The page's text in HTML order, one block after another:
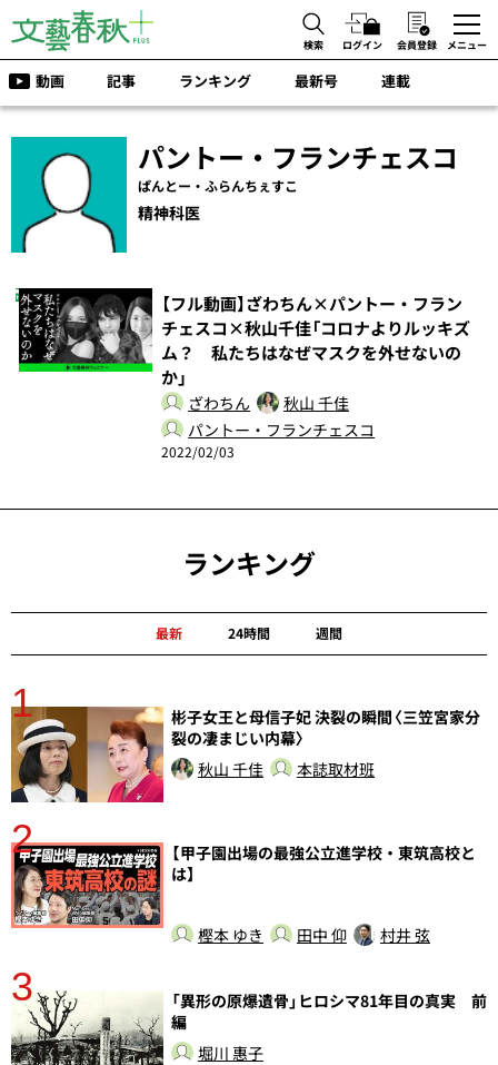
検索 ログイン 会員登録 メニュー
動画 記事 ランキング 最新号 連載
パントー・フランチェスコ
ぱんとー・ふらんちぇすこ
精神科医
【フル動画】ざわちん×パントー・フラン
チェスコ×秋山千佳「コロナよりルッキズ
ム？ 私たちはなぜマスクを外せないの
か」
ざわちん
秋山 千佳
パントー・フランチェスコ
2022/02/03
ランキング
最新 24時間 週間
1
彬子女王と母信子妃 決裂の瞬間〈三笠宮家分
裂の凄まじい内幕〉
秋山 千佳
本誌取材班
2
【甲子園出場の最強公立進学校・東筑高校と
は】
樫本 ゆき 田中 仰 村井 弦
3
「異形の原爆遺骨」ヒロシマ81年目の真実 前
編
堀川 惠子